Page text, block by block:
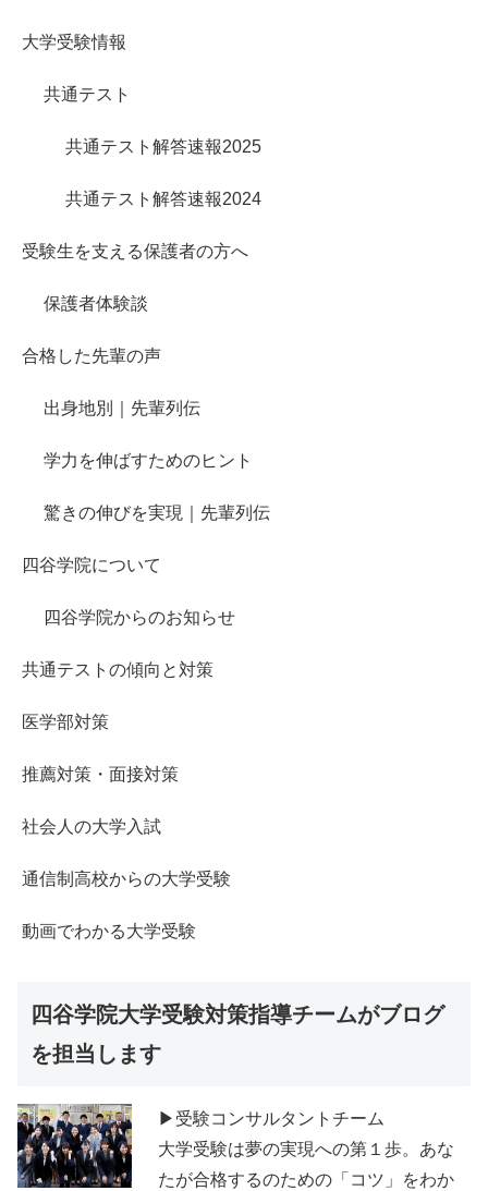
大学受験情報
共通テスト
共通テスト解答速報2025
共通テスト解答速報2024
受験生を支える保護者の方へ
保護者体験談
合格した先輩の声
出身地別｜先輩列伝
学力を伸ばすためのヒント
驚きの伸びを実現｜先輩列伝
四谷学院について
四谷学院からのお知らせ
共通テストの傾向と対策
医学部対策
推薦対策・面接対策
社会人の大学入試
通信制高校からの大学受験
動画でわかる大学受験
四谷学院大学受験対策指導チームがブログ
を担当します
▶受験コンサルタントチーム
大学受験は夢の実現への第１歩。あな
たが合格するのための「コツ」をわか